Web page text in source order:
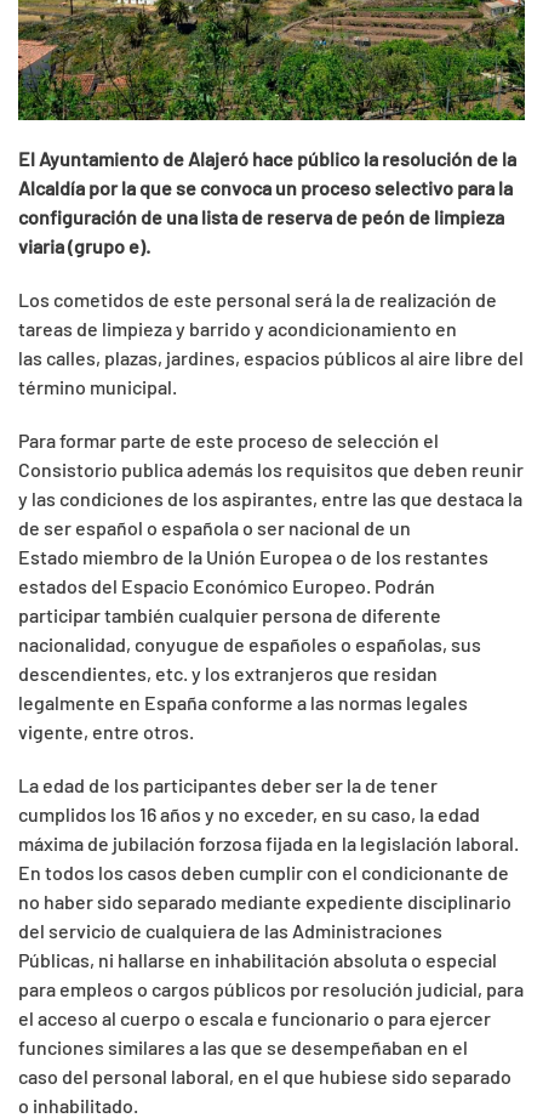
El Ayuntamiento de Alajeró hace público la resolución de la
Alcaldía por la que se convoca un proceso selectivo para la
configuración de una lista de reserva de peón de limpieza
viaria (grupo e).
Los cometidos de este personal será la de realización de
tareas de limpieza y barrido y acondicionamiento en
las calles, plazas, jardines, espacios públicos al aire libre del
término municipal.
Para formar parte de este proceso de selección el
Consistorio publica además los requisitos que deben reunir
y las condiciones de los aspirantes, entre las que destaca la
de ser español o española o ser nacional de un
Estado miembro de la Unión Europea o de los restantes
estados del Espacio Económico Europeo. Podrán
participar también cualquier persona de diferente
nacionalidad, conyugue de españoles o españolas, sus
descendientes, etc. y los extranjeros que residan
legalmente en España conforme a las normas legales
vigente, entre otros.
La edad de los participantes deber ser la de tener
cumplidos los 16 años y no exceder, en su caso, la edad
máxima de jubilación forzosa fijada en la legislación laboral.
En todos los casos deben cumplir con el condicionante de
no haber sido separado mediante expediente disciplinario
del servicio de cualquiera de las Administraciones
Públicas, ni hallarse en inhabilitación absoluta o especial
para empleos o cargos públicos por resolución judicial, para
el acceso al cuerpo o escala e funcionario o para ejercer
funciones similares a las que se desempeñaban en el
caso del personal laboral, en el que hubiese sido separado
o inhabilitado.